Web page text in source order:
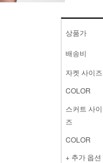
상품가
배송비
자켓 사이즈
COLOR
스커트 사이
즈
COLOR
+ 추가 옵션